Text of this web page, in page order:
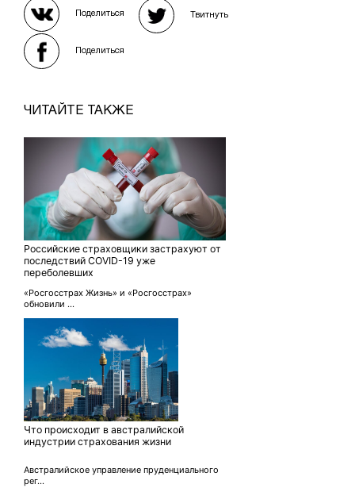
Поделиться Твитнуть
Поделиться
ЧИТАЙТЕ ТАКЖЕ
Российские страховщики застрахуют от
последствий COVID-19 уже
переболевших
«Росгосстрах Жизнь» и «Росгосстрах»
обновили ...
Что происходит в австралийской
индустрии страхования жизни
Австралийское управление пруденциального
рег...